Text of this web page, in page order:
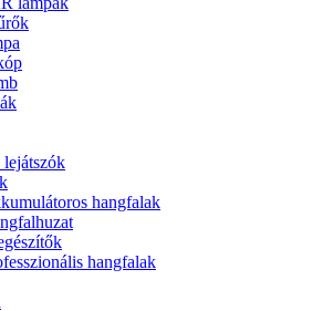
hangfalak
hangfalak